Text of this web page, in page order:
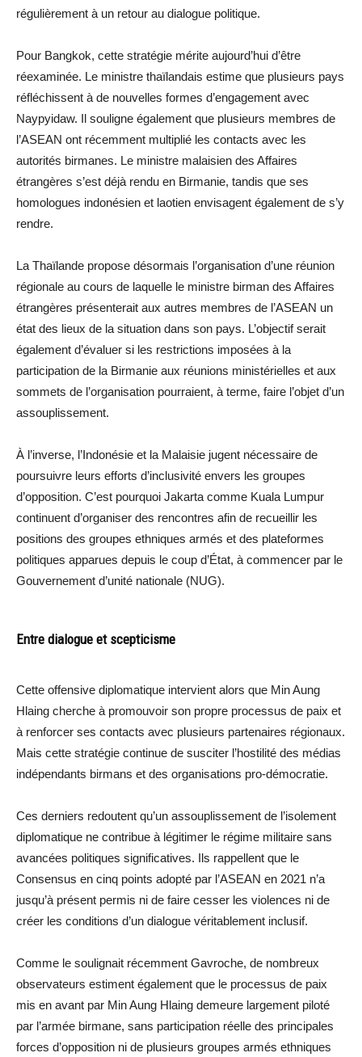
régulièrement à un retour au dialogue politique.
Pour Bangkok, cette stratégie mérite aujourd’hui d’être
réexaminée. Le ministre thaïlandais estime que plusieurs pays
réfléchissent à de nouvelles formes d’engagement avec
Naypyidaw. Il souligne également que plusieurs membres de
l’ASEAN ont récemment multiplié les contacts avec les
autorités birmanes. Le ministre malaisien des Affaires
étrangères s’est déjà rendu en Birmanie, tandis que ses
homologues indonésien et laotien envisagent également de s’y
rendre.
La Thaïlande propose désormais l’organisation d’une réunion
régionale au cours de laquelle le ministre birman des Affaires
étrangères présenterait aux autres membres de l’ASEAN un
état des lieux de la situation dans son pays. L’objectif serait
également d’évaluer si les restrictions imposées à la
participation de la Birmanie aux réunions ministérielles et aux
sommets de l’organisation pourraient, à terme, faire l’objet d’un
assouplissement.
À l’inverse, l’Indonésie et la Malaisie jugent nécessaire de
poursuivre leurs efforts d’inclusivité envers les groupes
d’opposition. C’est pourquoi Jakarta comme Kuala Lumpur
continuent d’organiser des rencontres afin de recueillir les
positions des groupes ethniques armés et des plateformes
politiques apparues depuis le coup d’État, à commencer par le
Gouvernement d’unité nationale (NUG).
Entre dialogue et scepticisme
Cette offensive diplomatique intervient alors que Min Aung
Hlaing cherche à promouvoir son propre processus de paix et
à renforcer ses contacts avec plusieurs partenaires régionaux.
Mais cette stratégie continue de susciter l’hostilité des médias
indépendants birmans et des organisations pro-démocratie.
Ces derniers redoutent qu’un assouplissement de l’isolement
diplomatique ne contribue à légitimer le régime militaire sans
avancées politiques significatives. Ils rappellent que le
Consensus en cinq points adopté par l’ASEAN en 2021 n’a
jusqu’à présent permis ni de faire cesser les violences ni de
créer les conditions d’un dialogue véritablement inclusif.
Comme le soulignait récemment Gavroche, de nombreux
observateurs estiment également que le processus de paix
mis en avant par Min Aung Hlaing demeure largement piloté
par l’armée birmane, sans participation réelle des principales
forces d’opposition ni de plusieurs groupes armés ethniques